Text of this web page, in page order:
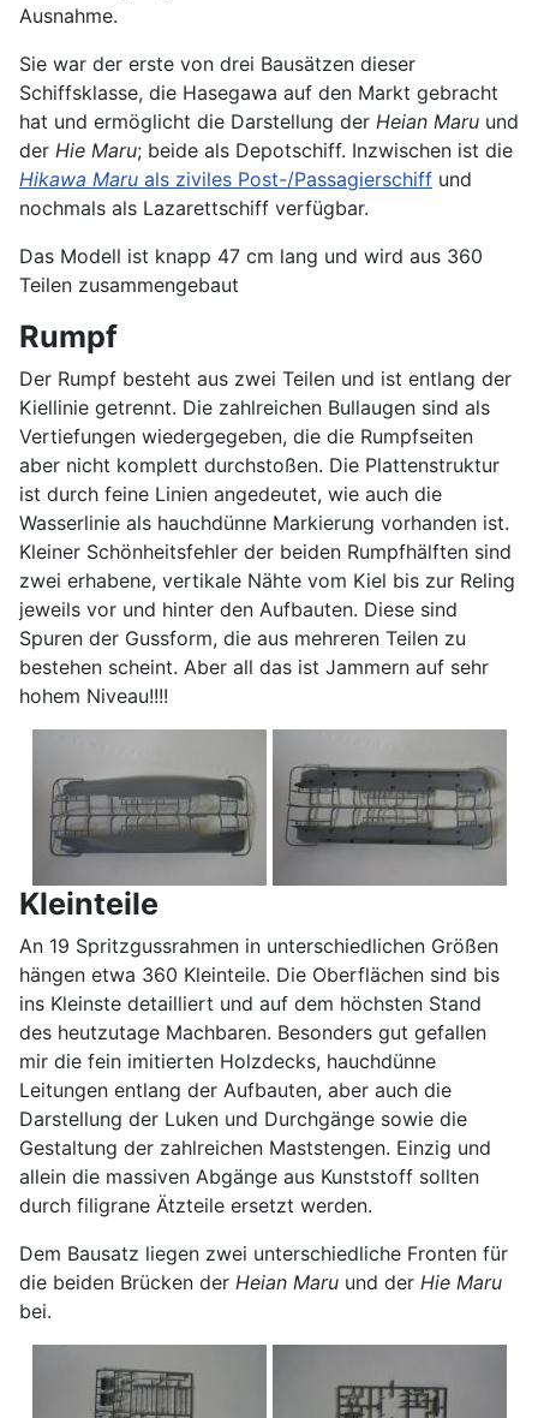
Ausnahme.
Sie war der erste von drei Bausätzen dieser
Schiffsklasse, die Hasegawa auf den Markt gebracht
hat und ermöglicht die Darstellung der Heian Maru und
der Hie Maru; beide als Depotschiff. Inzwischen ist die
Hikawa Maru als ziviles Post-/Passagierschiff und
nochmals als Lazarettschiff verfügbar.
Das Modell ist knapp 47 cm lang und wird aus 360
Teilen zusammengebaut
Rumpf
Der Rumpf besteht aus zwei Teilen und ist entlang der
Kiellinie getrennt. Die zahlreichen Bullaugen sind als
Vertiefungen wiedergegeben, die die Rumpfseiten
aber nicht komplett durchstoßen. Die Plattenstruktur
ist durch feine Linien angedeutet, wie auch die
Wasserlinie als hauchdünne Markierung vorhanden ist.
Kleiner Schönheitsfehler der beiden Rumpfhälften sind
zwei erhabene, vertikale Nähte vom Kiel bis zur Reling
jeweils vor und hinter den Aufbauten. Diese sind
Spuren der Gussform, die aus mehreren Teilen zu
bestehen scheint. Aber all das ist Jammern auf sehr
hohem Niveau!!!!
Kleinteile
An 19 Spritzgussrahmen in unterschiedlichen Größen
hängen etwa 360 Kleinteile. Die Oberflächen sind bis
ins Kleinste detailliert und auf dem höchsten Stand
des heutzutage Machbaren. Besonders gut gefallen
mir die fein imitierten Holzdecks, hauchdünne
Leitungen entlang der Aufbauten, aber auch die
Darstellung der Luken und Durchgänge sowie die
Gestaltung der zahlreichen Maststengen. Einzig und
allein die massiven Abgänge aus Kunststoff sollten
durch filigrane Ätzteile ersetzt werden.
Dem Bausatz liegen zwei unterschiedliche Fronten für
die beiden Brücken der Heian Maru und der Hie Maru
bei.